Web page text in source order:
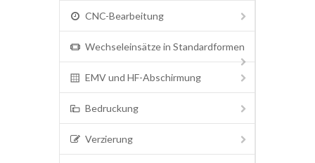
CNC-Bearbeitung
Wechseleinsätze in Standardformen
EMV und HF-Abschirmung
Bedruckung
Verzierung